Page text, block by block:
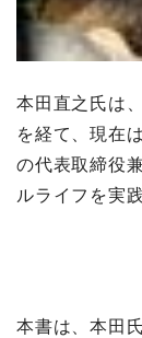
本田直之氏は
を経て、現在
の代表取締役
ルライフを実
本書は、本田